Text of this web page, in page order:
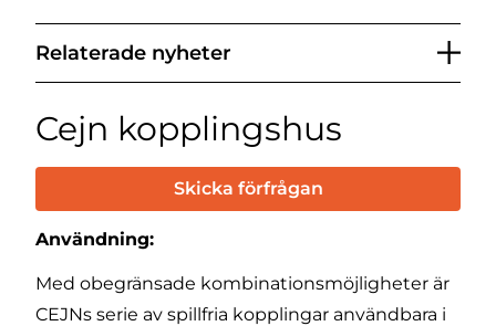
Relaterade nyheter
Cejn kopplingshus
Skicka förfrågan
Användning:
Med obegränsade kombinationsmöjligheter är
CEJNs serie av spillfria kopplingar användbara i